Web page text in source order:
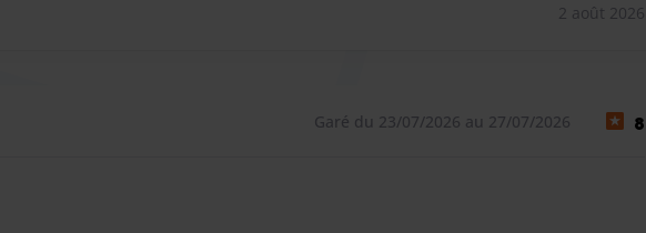
2 août 2026
Garé du 23/07/2026 au 27/07/2026 8